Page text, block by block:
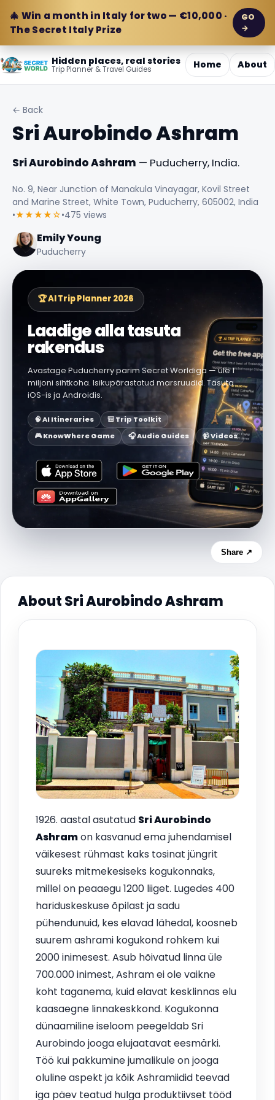
🎄 Win a month in Italy for two — €10,000 ·
The Secret Italy Prize
GO
→
Hidden places, real stories
Trip Planner & Travel Guides Home About
← Back
Sri Aurobindo Ashram
Sri Aurobindo Ashram — Puducherry, India.
No. 9, Near Junction of Manakula Vinayagar, Kovil Street
and Marine Street, White Town, Puducherry, 605002, India
•★★★★☆•475 views
Emily Young
Puducherry
🏆 AI Trip Planner 2026
Laadige alla tasuta
rakendus
Avastage Puducherry parim Secret Worldiga — üle 1
miljoni sihtkoha. Isikupärastatud marsruudid. Tasuta
iOS-is ja Androidis.
🧠 AI Itineraries
🎒 Trip Toolkit
🎮 KnowWhere Game
🎧 Audio Guides 📹 Videos
Share ↗
About Sri Aurobindo Ashram
1926. aastal asutatud Sri Aurobindo
Ashramon kasvanud ema juhendamisel
väikesest rühmast kaks tosinat jüngrit
suureks mitmekesiseks kogukonnaks,
millel on peaaegu 1200 liiget. Lugedes 400
hariduskeskuse õpilast ja sadu
pühendunuid, kes elavad lähedal, koosneb
suurem ashrami kogukond rohkem kui
2000 inimesest. Asub hõivatud linna üle
700.000 inimest, Ashram ei ole vaikne
koht taganema, kuid elavat kesklinnas elu
kaasaegne linnakeskkond. Kogukonna
dünaamiline iseloom peegeldab Sri
Aurobindo jooga elujaatavat eesmärki.
Töö kui pakkumine jumalikule on jooga
oluline aspekt ja kõik Ashramiidid teevad
iga päev teatud hulga produktiivset tööd